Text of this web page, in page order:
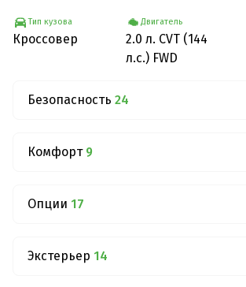
Тип кузова
Кроссовер
Двигатель
2.0 л. CVT (144
л.с.) FWD
Безопасность 24
Комфорт 9
Опции 17
Экстерьер 14